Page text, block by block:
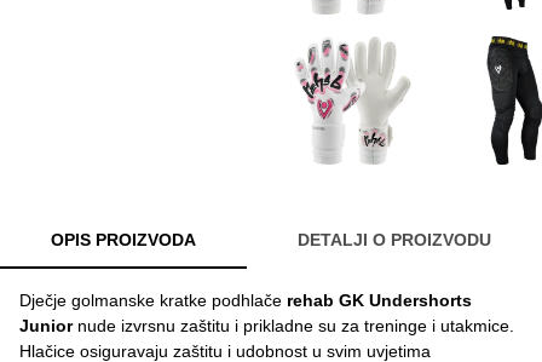
OPIS PROIZVODA DETALJI O PROIZVODU
Dječje golmanske kratke podhlače rehab GK Undershorts
Juniornude izvrsnu zaštitu i prikladne su za treninge i utakmice.
Hlačice osiguravaju zaštitu i udobnost u svim uvjetima